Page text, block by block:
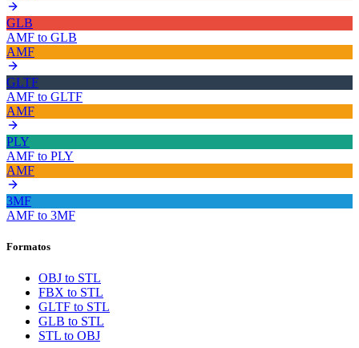
GLB
AMF to GLB
AMF
GLTF
AMF to GLTF
AMF
PLY
AMF to PLY
AMF
3MF
AMF to 3MF
Formatos
OBJ to STL
FBX to STL
GLTF to STL
GLB to STL
STL to OBJ